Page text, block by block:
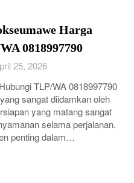
Harga
0818997790
25, 2026
TLP/WA 0818997790
sangat diidamkan oleh
yang matang sangat
selama perjalanan.
penting dalam…